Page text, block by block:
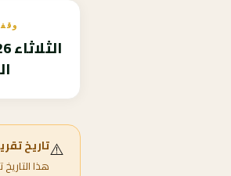
⚠️تاريخ
هذا